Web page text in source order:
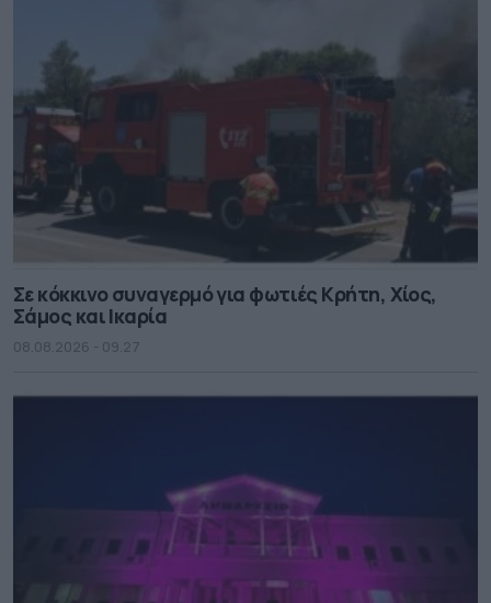
Σε κόκκινο συναγερμό για φωτιές Κρήτη, Χίος,
Σάμος και Ικαρία
08.08.2026 - 09.27